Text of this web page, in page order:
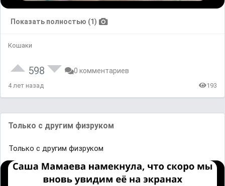
Показать полностью (1)
Кошаки
598 0 комментариев
4 лет назад 193
Только с другим физруком
Только с другим физруком